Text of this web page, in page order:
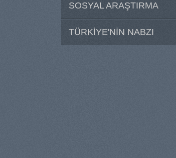
SOSYAL ARAŞTIRMA
TÜRKİYE'NİN NABZI